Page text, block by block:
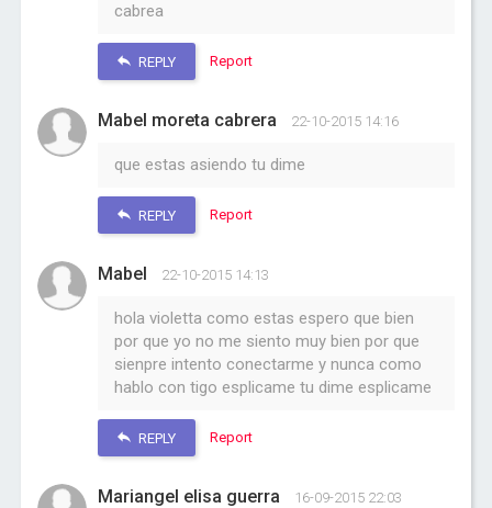
cabrea
REPLY Report
Mabel moreta cabrera 22-10-2015 14:16
que estas asiendo tu dime
REPLY Report
Mabel 22-10-2015 14:13
hola violetta como estas espero que bien
por que yo no me siento muy bien por que
sienpre intento conectarme y nunca como
hablo con tigo esplicame tu dime esplicame
REPLY Report
Mariangel elisa guerra 16-09-2015 22:03